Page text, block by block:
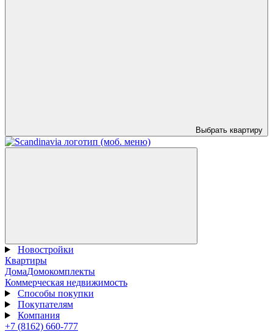
Выбрать квартиру
Новостройки
Квартиры
ДомаДомокомплекты
Коммерческая недвижимость
Способы покупки
Покупателям
Компания
+7 (8162) 660-777